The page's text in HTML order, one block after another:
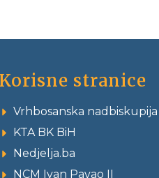
Korisne stranice
Vrhbosanska nadbiskupija
KTA BK BiH
Nedjelja.ba
NCM Ivan Pavao II